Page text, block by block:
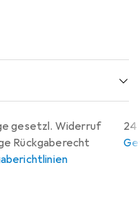
gesetzl. Widerruf
Rückgaberecht
24